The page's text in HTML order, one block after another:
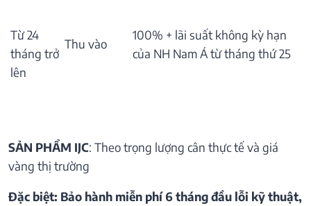
Từ 24
tháng trở
lên
Thu vào
100% + lãi suất không kỳ hạn
của NH Nam Á từ tháng thứ 25
SẢN PHẨM IJC: Theo trọng lượng cân thực tế và giá
vàng thị trường
Đặc biệt: Bảo hành miễn phí 6 tháng đầu lỗi kỹ thuật,